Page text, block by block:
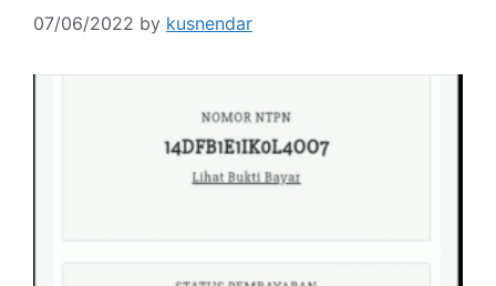
07/06/2022 by kusnendar